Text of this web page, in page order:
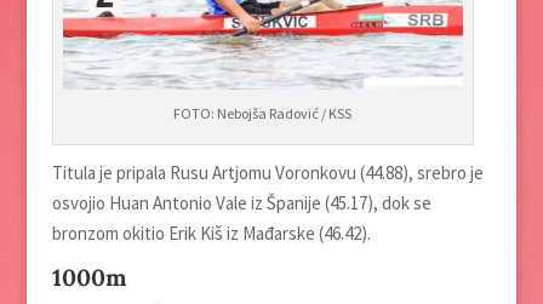
FOTO: Nebojša Radović / KSS
Titula je pripala Rusu Artjomu Voronkovu (44.88), srebro je
osvojio Huan Antonio Vale iz Španije (45.17), dok se
bronzom okitio Erik Kiš iz Mađarske (46.42).
1000m